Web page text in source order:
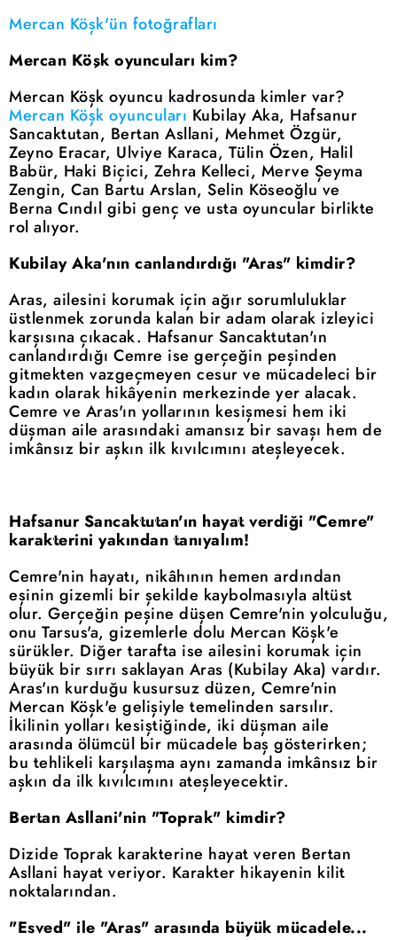
Mercan Köşk'ün fotoğrafları
Mercan Köşk oyuncuları kim?
Mercan Köşk oyuncu kadrosunda kimler var?
Mercan Köşk oyuncuları Kubilay Aka, Hafsanur
Sancaktutan, Bertan Asllani, Mehmet Özgür,
Zeyno Eracar, Ulviye Karaca, Tülin Özen, Halil
Babür, Haki Biçici, Zehra Kelleci, Merve Şeyma
Zengin, Can Bartu Arslan, Selin Köseoğlu ve
Berna Cındıl gibi genç ve usta oyuncular birlikte
rol alıyor.
Kubilay Aka'nın canlandırdığı "Aras" kimdir?
Aras, ailesini korumak için ağır sorumluluklar
üstlenmek zorunda kalan bir adam olarak izleyici
karşısına çıkacak. Hafsanur Sancaktutan'ın
canlandırdığı Cemre ise gerçeğin peşinden
gitmekten vazgeçmeyen cesur ve mücadeleci bir
kadın olarak hikâyenin merkezinde yer alacak.
Cemre ve Aras'ın yollarının kesişmesi hem iki
düşman aile arasındaki amansız bir savaşı hem de
imkânsız bir aşkın ilk kıvılcımını ateşleyecek.
Hafsanur Sancaktutan'ın hayat verdiği "Cemre"
karakterini yakından tanıyalım!
Cemre'nin hayatı, nikâhının hemen ardından
eşinin gizemli bir şekilde kaybolmasıyla altüst
olur. Gerçeğin peşine düşen Cemre'nin yolculuğu,
onu Tarsus'a, gizemlerle dolu Mercan Köşk'e
sürükler. Diğer tarafta ise ailesini korumak için
büyük bir sırrı saklayan Aras (Kubilay Aka) vardır.
Aras'ın kurduğu kusursuz düzen, Cemre'nin
Mercan Köşk'e gelişiyle temelinden sarsılır.
İkilinin yolları kesiştiğinde, iki düşman aile
arasında ölümcül bir mücadele baş gösterirken;
bu tehlikeli karşılaşma aynı zamanda imkânsız bir
aşkın da ilk kıvılcımını ateşleyecektir.
Bertan Asllani'nin "Toprak" kimdir?
Dizide Toprak karakterine hayat veren Bertan
Asllani hayat veriyor. Karakter hikayenin kilit
noktalarından.
"Esved" ile "Aras" arasında büyük mücadele...